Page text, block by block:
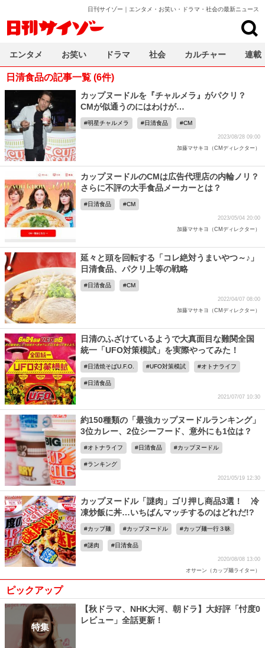
日刊サイゾー｜エンタメ・お笑い・ドラマ・社会の最新ニュース
日清食品の記事一覧 (6件)
カップヌードルを『チャルメラ』がパクリ？
CMが似通うのにはわけが…
明星チャルメラ 日清食品 CM
2023/08/28 09:00
加藤マサキヨ（CMディレクター）
カップヌードルのCMは広告代理店の内輪ノリ？
さらに不評の大手食品メーカーとは？
日清食品 CM
2023/05/04 20:00
加藤マサキヨ（CMディレクター）
延々と頭を回転する「コレ絶対うまいやつ～♪」
日清食品、パクリ上等の戦略
日清食品 CM
2022/04/07 08:00
加藤マサキヨ（CMディレクター）
日清のふざけているようで大真面目な難関全国
統一「UFO対策模試」を実際やってみた！
日清焼そばU.F.O. UFO対策模試 オトナライフ
日清食品
2021/07/07 10:30
約150種類の「最強カップヌードルランキング」
3位カレー、2位シーフード、意外にも1位は？
オトナライフ 日清食品 カップヌードル
ランキング
2021/05/19 12:30
カップヌードル「謎肉」ゴリ押し商品3選！ 冷
凍炒飯に丼…いちばんマッチするのはどれだ!?
カップ麺 カップヌードル カップ麺一行３昧
謎肉 日清食品
2020/08/08 13:00
オサーン（カップ麺ライター）
ピックアップ
特集
【秋ドラマ、NHK大河、朝ドラ】大好評「忖度0
レビュー」全話更新！
エンタメ お笑い ドラマ 社会 カルチャー 連載